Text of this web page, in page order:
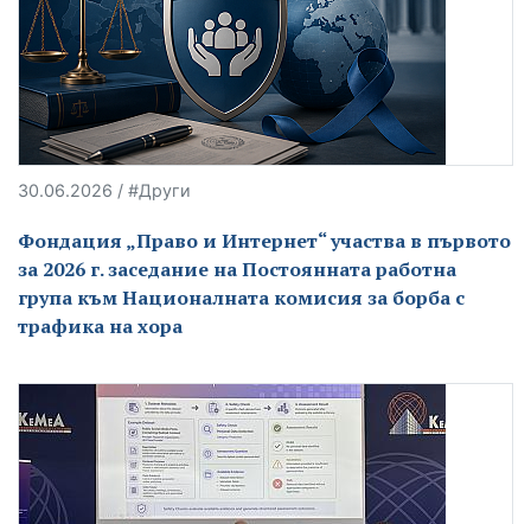
30.06.2026 / #Други
Фондация „Право и Интернет“ участва в първото
за 2026 г. заседание на Постоянната работна
група към Националната комисия за борба с
трафика на хора